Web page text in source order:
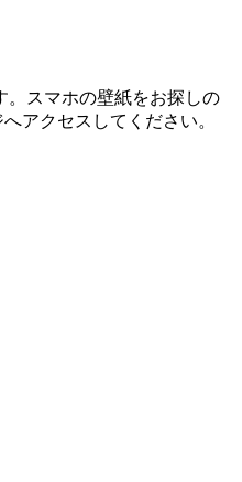
。スマホの壁紙をお探しの
へアクセスしてください。